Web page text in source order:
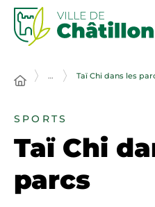
… Taï Chi dans les
SPORTS
Taï Chi
parcs